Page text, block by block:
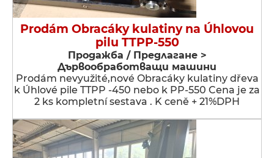
Prodám Obracáky kulatiny na Úhlovou
pilu TTPP-550
Продажба / Предлагане >
Дървообработващи машини
Prodám nevyužité,nové Obracáky kulatiny dřeva
k Úhlové pile TTPP -450 nebo k PP-550 Cena je za
2 ks kompletní sestava . K ceně + 21%DPH